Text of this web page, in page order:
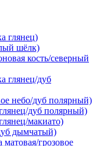
глянец)
шёлк)
кость/северный
глянец/дуб
небо/дуб полярный)
дуб полярный)
макиато)
дымчатый)
грозовое